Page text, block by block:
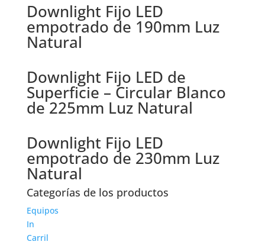
Downlight Fijo LED
empotrado de 190mm Luz
Natural
Downlight Fijo LED de
Superficie – Circular Blanco
de 225mm Luz Natural
Downlight Fijo LED
empotrado de 230mm Luz
Natural
Categorías de los productos
Equipos
In
Carril